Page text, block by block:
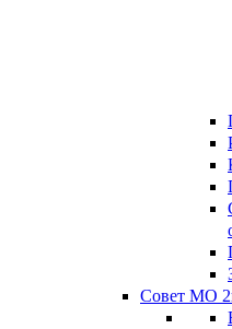
Совет МО